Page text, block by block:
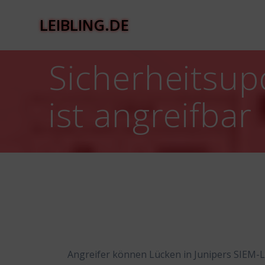
LEIBLING.DE
ist angreifbar
Angreifer können Lücken in Junipers